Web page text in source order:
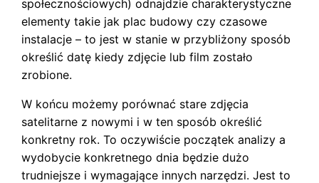
społecznościowych) odnajdzie charakterystyczne
elementy takie jak plac budowy czy czasowe
instalacje – to jest w stanie w przybliżony sposób
określić datę kiedy zdjęcie lub film zostało
zrobione.
W końcu możemy porównać stare zdjęcia
satelitarne z nowymi i w ten sposób określić
konkretny rok. To oczywiście początek analizy a
wydobycie konkretnego dnia będzie dużo
trudniejsze i wymagające innych narzędzi. Jest to